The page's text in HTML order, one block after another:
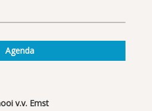
Agenda
v.v. Emst